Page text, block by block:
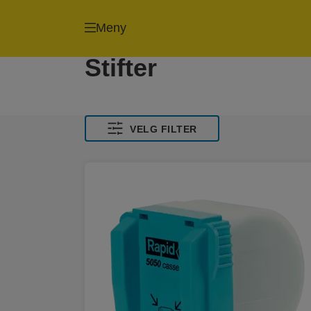
Meny
Stifter
VELG FILTER